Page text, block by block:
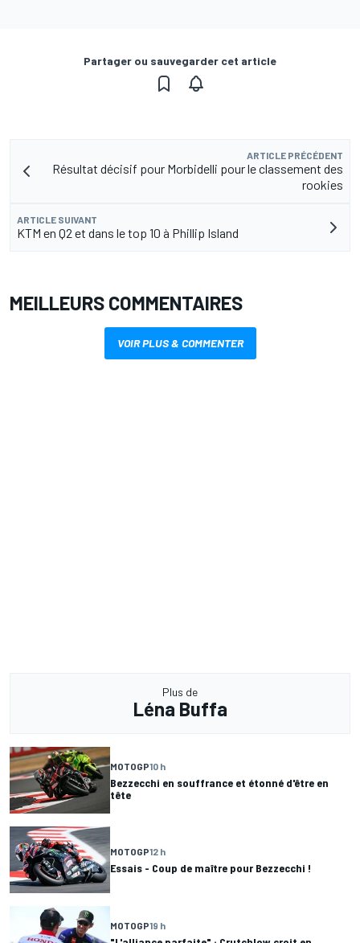
Partager ou sauvegarder cet article
ARTICLE PRÉCÉDENT
Résultat décisif pour Morbidelli pour le classement des
rookies
ARTICLE SUIVANT
KTM en Q2 et dans le top 10 à Phillip Island
MEILLEURS COMMENTAIRES
VOIR PLUS & COMMENTER
Plus de
Léna Buffa
MOTOGP10 h
Bezzecchi en souffrance et étonné d'être en
tête
MOTOGP12 h
Essais - Coup de maître pour Bezzecchi !
MOTOGP19 h